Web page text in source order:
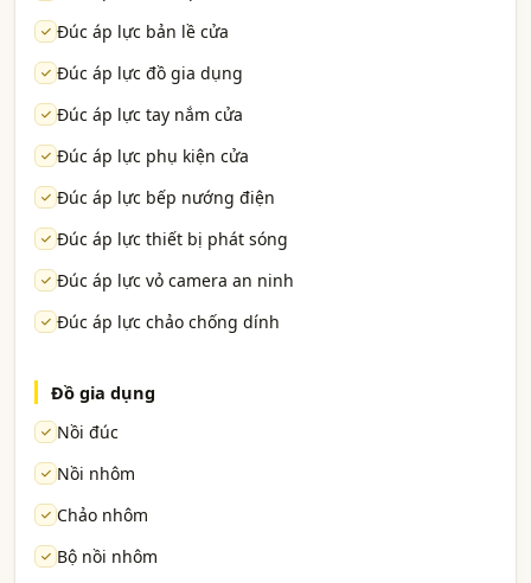
Đúc áp lực bản lề cửa
Đúc áp lực đồ gia dụng
Đúc áp lực tay nắm cửa
Đúc áp lực phụ kiện cửa
Đúc áp lực bếp nướng điện
Đúc áp lực thiết bị phát sóng
Đúc áp lực vỏ camera an ninh
Đúc áp lực chảo chống dính
Đồ gia dụng
Nồi đúc
Nồi nhôm
Chảo nhôm
Bộ nồi nhôm